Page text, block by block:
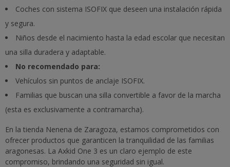
Coches con sistema ISOFIX que deseen una instalación rápida
y segura.
Niños desde el nacimiento hasta la edad escolar que necesitan
una silla duradera y adaptable.
No recomendado para:
Vehículos sin puntos de anclaje ISOFIX.
Familias que buscan una silla convertible a favor de la marcha
(esta es exclusivamente a contramarcha).
En la tienda Nenena de Zaragoza, estamos comprometidos con
ofrecer productos que garanticen la tranquilidad de las familias
aragonesas. La Axkid One 3 es un claro ejemplo de este
compromiso, brindando una seguridad sin igual.